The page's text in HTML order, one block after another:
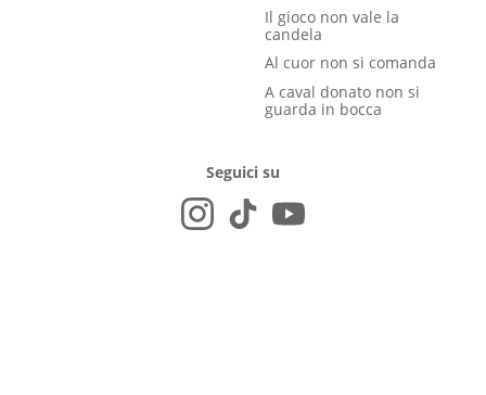
Il gioco non vale la
candela
Al cuor non si comanda
A caval donato non si
guarda in bocca
Seguici su